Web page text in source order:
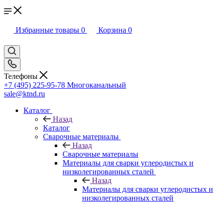
Избранные товары 0 Корзина 0
Телефоны
+7 (495) 225-95-78 Многоканальный
sale@ktnd.ru
Каталог
Назад
Каталог
Сварочные материалы
Назад
Сварочные материалы
Материалы для сварки углеродистых и
низколегированных сталей
Назад
Материалы для сварки углеродистых и
низколегированных сталей